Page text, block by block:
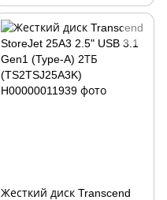
Жесткий диск Transcend